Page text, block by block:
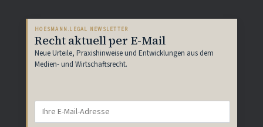
HOESMANN.LEGAL NEWSLETTER
Recht aktuell per E-Mail
Neue Urteile, Praxishinweise und Entwicklungen aus dem
Medien- und Wirtschaftsrecht.